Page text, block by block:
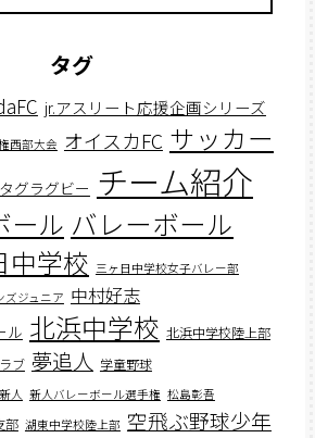
タグ
jr.アスリート応援企画シリーズ
西部大会 オイスカFC サッカー
タグラグビー チーム紹介
ール バレーボール
中学校 三ヶ日中学校女子バレー部
ズジュニア 中村好志
ル 北浜中学校 北浜中学校陸上部
ブ 夢追人 学童野球
新人 新人バレーボール選手権 松島彰吾
部 湖東中学校陸上部 空飛ぶ野球少年